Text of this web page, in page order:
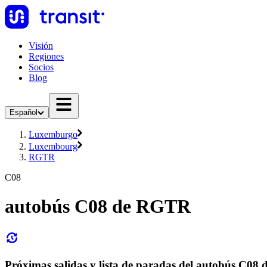
Visión
Regiones
Socios
Blog
Español
Luxemburgo
Luxembourg
RGTR
C08
autobús C08 de RGTR